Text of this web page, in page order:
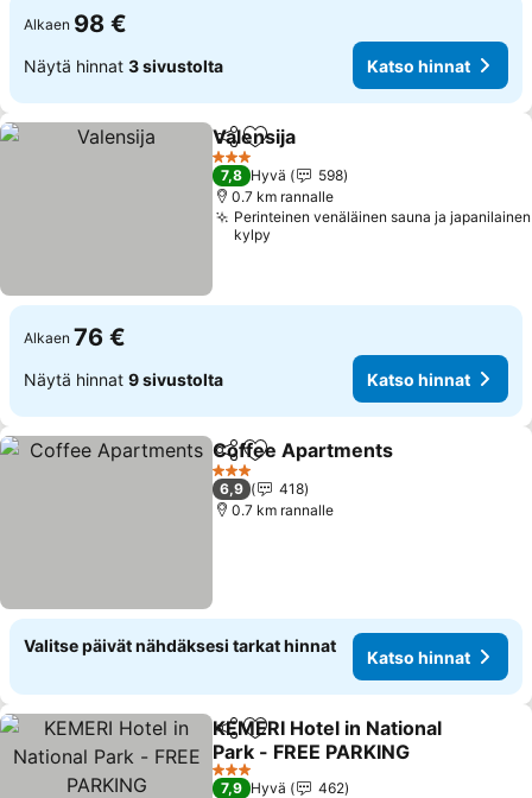
Alkaen 98 €
Näytä hinnat 3 sivustolta Katso hinnat
Jaa Lisää suosikkeihin
Valensija
3 Tähtiluokitus
7,8 Hyvä
598
0.7 km rannalle
Perinteinen venäläinen sauna ja japanilainen
kylpy
Alkaen 76 €
Näytä hinnat 9 sivustolta Katso hinnat
Jaa Lisää suosikkeihin
Coffee Apartments
3 Tähtiluokitus
6,9
418
0.7 km rannalle
Valitse päivät nähdäksesi tarkat hinnat
Katso hinnat
Jaa Lisää suosikkeihin
KEMERI Hotel in National
Park - FREE PARKING
Katso hinnat
3 Tähtiluokitus
7,9 Hyvä
462